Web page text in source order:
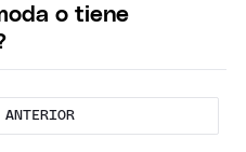
o tiene
ANTERIOR